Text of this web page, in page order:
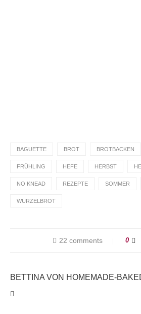
BAGUETTE BROT BROTBACKEN
FRÜHLING HEFE HERBST
NO KNEAD REZEPTE SOMMER
WURZELBROT
22 comments 0
BETTINA VON HOMEMADE-